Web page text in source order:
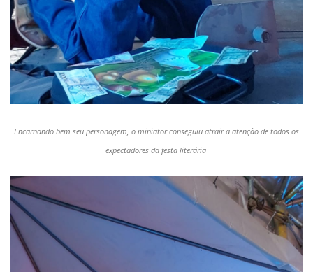
Encarnando bem seu personagem, o miniator conseguiu atrair a atenção de todos os
expectadores da festa literária